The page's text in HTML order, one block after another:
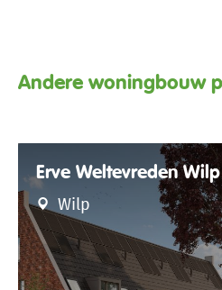
Andere woningbouw
Erve Weltevreden
Wilp